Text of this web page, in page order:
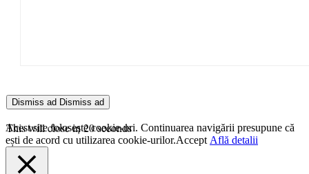
Dismiss ad Dismiss ad
This will close in20seconds
Acest site folosește cookie-uri. Continuarea navigării presupune că
ești de acord cu utilizarea cookie-urilor.Accept Află detalii